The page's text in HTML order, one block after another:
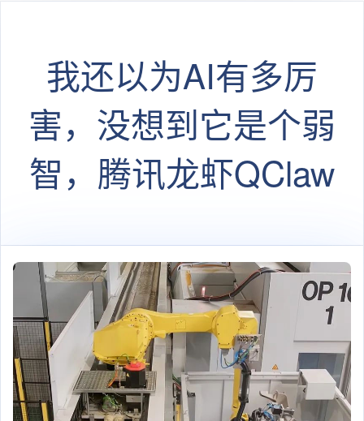
我还以为AI有多厉
害，没想到它是个弱
智，腾讯龙虾QClaw
己删除指令内容，好
的没学会，竟然学会
了偷奸耍滑